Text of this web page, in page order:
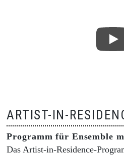
ARTIST-IN-
Programm für Ensemble
Das Artist-in-Residence-